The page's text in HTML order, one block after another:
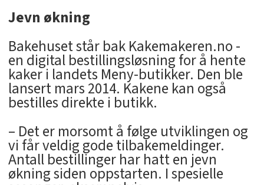
Jevn økning
Bakehuset står bak Kakemakeren.no -
en digital bestillingsløsning for å hente
kaker i landets Meny-butikker. Den ble
lansert mars 2014. Kakene kan også
bestilles direkte i butikk.
– Det er morsomt å følge utviklingen og
vi får veldig gode tilbakemeldinger.
Antall bestillinger har hatt en jevn
økning siden oppstarten. I spesielle